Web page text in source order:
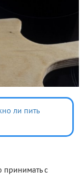
ли пить
с